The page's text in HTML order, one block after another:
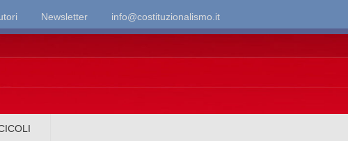
Newsletter info@costituzionalismo.it